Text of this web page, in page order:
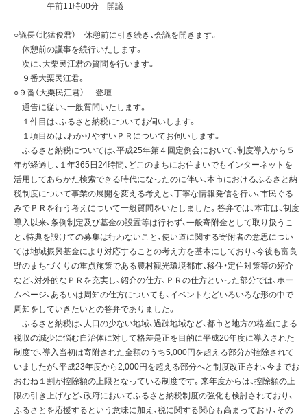
午前11時00分 開議
———————————————
○議長（北猛俊君） 休憩前に引き続き、会議を開きます。
休憩前の議事を続行いたします。
次に、大栗民江君の質問を行います。
９番大栗民江君。
○９番（大栗民江君） -登壇-
通告に従い、一般質問いたします。
１件目は、ふるさと納税についてお伺いします。
１項目めは、わかりやすいＰＲについてお伺いします。
ふるさと納税については、平成25年第４回定例会において、制度導入から５
年が経過し、１年365日24時間、どこのまちにお住まいでもインターネットを
活用してあらかた検索できる時代になったのに伴い、本市におけるふるさと納
税制度について事業の展開を変える考えと、丁寧な情報発信を行い、市民ぐる
みでＰＲを行う考えについて一般質問をいたしました。答弁では、本市は、制度
導入以来、条例制定及び基金の設置等は行わず、一般寄附金として取り扱うこ
と、特典を設けての募集は行わないこと、使い道に関する寄附者の意思につい
ては地域振興基金により対応することの考え方を基本にしており、今後も富良
野のまちづくりの重点施策である農村観光環境都市、移住・定住対策等の紹介
など、対外的なＰＲを充実し、紹介の仕方、ＰＲの仕方といった部分では、ホー
ムページ、あるいは周知の仕方についても、イベントなどいろいろな形の中で
周知をしていきたいとの答弁でありました。
ふるさと納税は、人口の少ない地域、過疎地域など、都市と地方の格差による
税収の減少に悩む自治体に対して格差是正を目的に平成20年度に導入された
制度で、導入当初は寄附された金額のうち5,000円を超える部分が控除されて
いましたが、平成23年度から2,000円を超える部分へと制度改正され、今までお
おむね１割が控除額の上限となっている制度です。来年度からは、控除額の上
限の引き上げなど、政府においてふるさと納税制度の強化も検討されており、
ふるさとを応援するという意味に加え、税に関する関心も高まっており、その